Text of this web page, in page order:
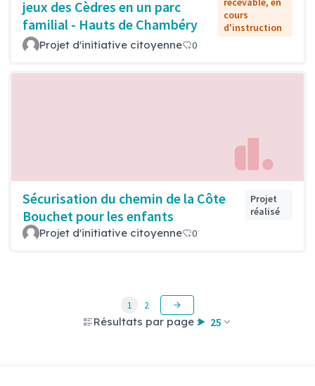
jeux des Cèdres en un parc
familial - Hauts de Chambéry
cours
d'instruction
Projet d'initiative citoyenne 0
Sécurisation du chemin de la Côte
Bouchet pour les enfants
Projet
réalisé
Projet d'initiative citoyenne 0
Résultats par page : 25
1 2